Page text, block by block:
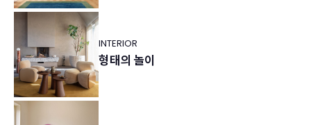
INTERIOR
형태의 놀이